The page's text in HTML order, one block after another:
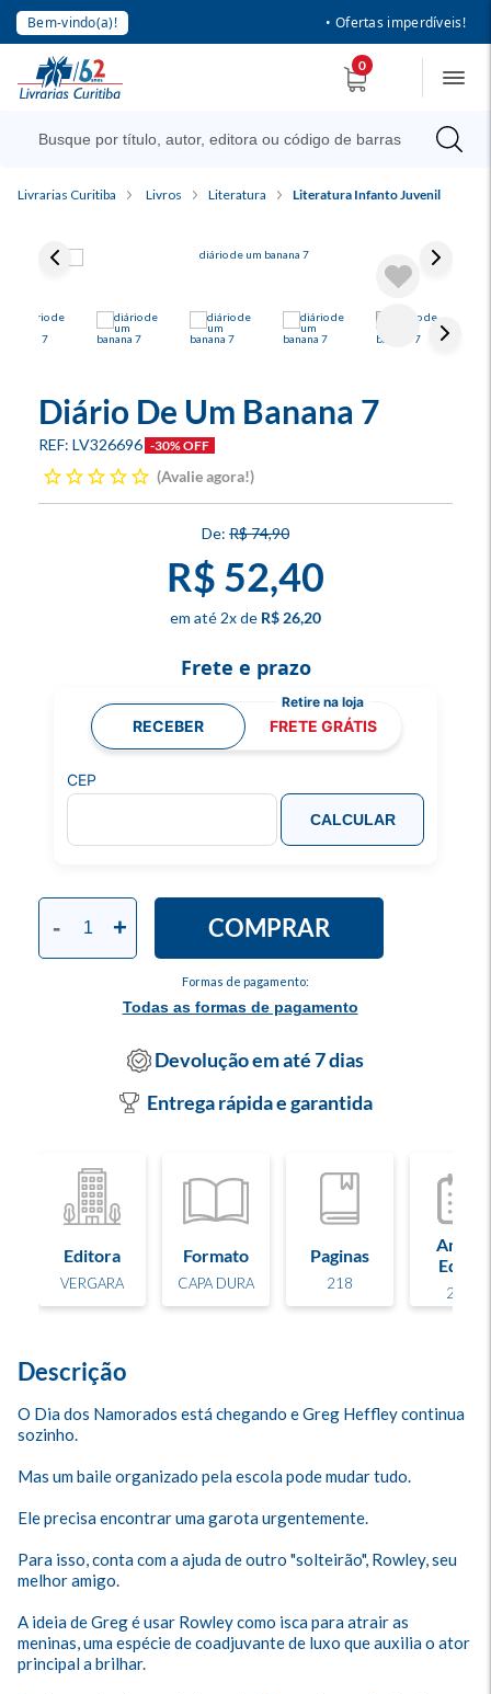
Bem-vindo(a)! • Ofertas imperdíveis!
0
Livrarias Curitiba Livros Literatura Literatura Infanto Juvenil
Diário De Um Banana 7
LV326696 -30% OFF
Avalie agora!
R$ 74,90
R$ 52,40
2x R$ 26,20
Formas de pagamento:
Todas as formas de pagamento
- + COMPRAR
Frete e prazo
RECEBER FRETE GRÁTIS
CEP
CALCULAR
Devolução em até 7 dias
Entrega rápida e garantida
Editora
VERGARA
Formato
CAPA DURA
Paginas
218
Ano de
Edição
2013
Descrição
O Dia dos Namorados está chegando e Greg Heffley continua
sozinho.
Mas um baile organizado pela escola pode mudar tudo.
Ele precisa encontrar uma garota urgentemente.
Para isso, conta com a ajuda de outro "solteirão", Rowley, seu
melhor amigo.
A ideia de Greg é usar Rowley como isca para atrair as
meninas, uma espécie de coadjuvante de luxo que auxilia o ator
principal a brilhar.